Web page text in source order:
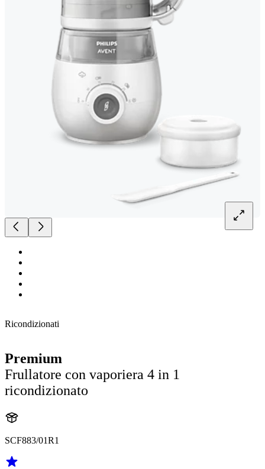
Ricondizionati
Premium
Frullatore con vaporiera 4 in 1
ricondizionato
SCF883/01R1